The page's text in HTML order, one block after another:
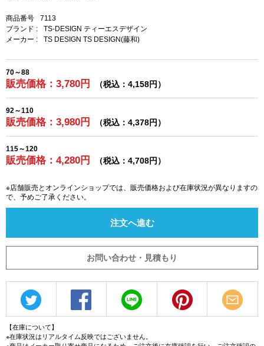
商品番号
7113
ブランド :
TS-DESIGN ティーエスデザイン
メーカー :
TS DESIGN TS DESIGN(藤和)
70～88
販売価格：3,780円 （税込：4,158円）
92～110
販売価格：3,980円 （税込：4,378円）
115～120
販売価格：4,280円 （税込：4,708円）
※店舗販売とオンラインショップでは、販売価格および在庫状況が異なりますの
で、予めご了承ください。
注文へ進む
お問い合わせ・見積もり
【在庫について】
※在庫状況はリアルタイム反映ではございません。